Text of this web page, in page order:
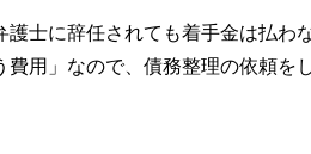
護士に辞任されても着手金は払わ
費用」なので、債務整理の依頼を